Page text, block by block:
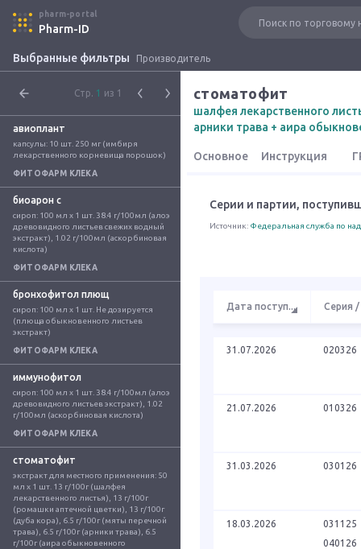
pharm-portal
Pharm-ID
Выбранные фильтры Производитель
Стр. 1 из 1
авиоплант
капсулы: 10 шт. 250 мг (имбиря
лекарственного корневища порошок)
ФИТОФАРМ КЛЕКА
биоарон с
сироп: 100 мл x 1 шт. 38.4 г/100мл (алоэ
древовидного листьев свежих водный
экстракт), 1.02 г/100мл (аскорбиновая
кислота)
ФИТОФАРМ КЛЕКА
бронхофитол плющ
сироп: 100 мл x 1 шт. Не дозируется
(плюща обыкновенного листьев
экстракт)
ФИТОФАРМ КЛЕКА
иммунофитол
сироп: 100 мл x 1 шт. 38.4 г/100мл (алоэ
древовидного листьев экстракт), 1.02
г/100мл (аскорбиновая кислота)
ФИТОФАРМ КЛЕКА
стоматофит
экстракт для местного применения: 50
мл x 1 шт. 13 г/100г (шалфея
лекарственного листья), 13 г/100г
(ромашки аптечной цветки), 13 г/100г
(дуба кора), 6.5 г/100г (мяты перечной
трава), 6.5 г/100г (арники трава), 6.5
г/100г (аира обыкновенного
стоматофит
шалфея лекарственного
арники трава + аира
Основное Инструкция
Серии и партии,
Источник: Федеральная служба по
Дата поступ... Серия /
31.07.2026 020326
21.07.2026 010326
31.03.2026 030126
18.03.2026
031125
040126